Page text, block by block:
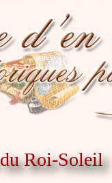
Roi-Soleil